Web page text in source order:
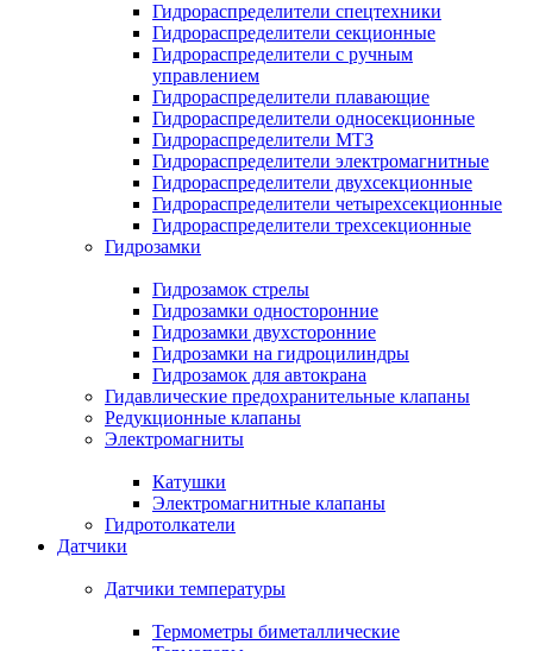
Гидрораспределители спецтехники
Гидрораспределители секционные
Гидрораспределители с ручным
управлением
Гидрораспределители плавающие
Гидрораспределители односекционные
Гидрораспределители МТЗ
Гидрораспределители электромагнитные
Гидрораспределители двухсекционные
Гидрораспределители четырехсекционные
Гидрораспределители трехсекционные
Гидрозамки
Гидрозамок стрелы
Гидрозамки односторонние
Гидрозамки двухсторонние
Гидрозамки на гидроцилиндры
Гидрозамок для автокрана
Гидавлические предохранительные клапаны
Редукционные клапаны
Электромагниты
Катушки
Электромагнитные клапаны
Гидротолкатели
Датчики
Датчики температуры
Термометры биметаллические